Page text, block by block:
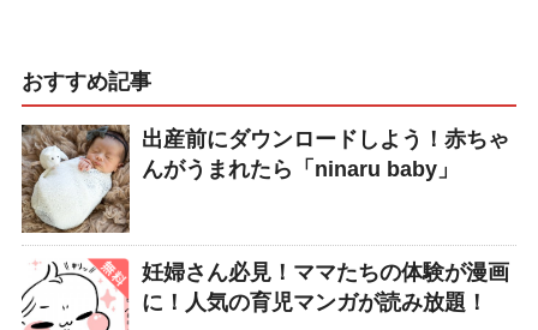
おすすめ記事
出産前にダウンロードしよう！赤ちゃ
んがうまれたら「ninaru baby」
妊婦さん必見！ママたちの体験が漫画
に！人気の育児マンガが読み放題！